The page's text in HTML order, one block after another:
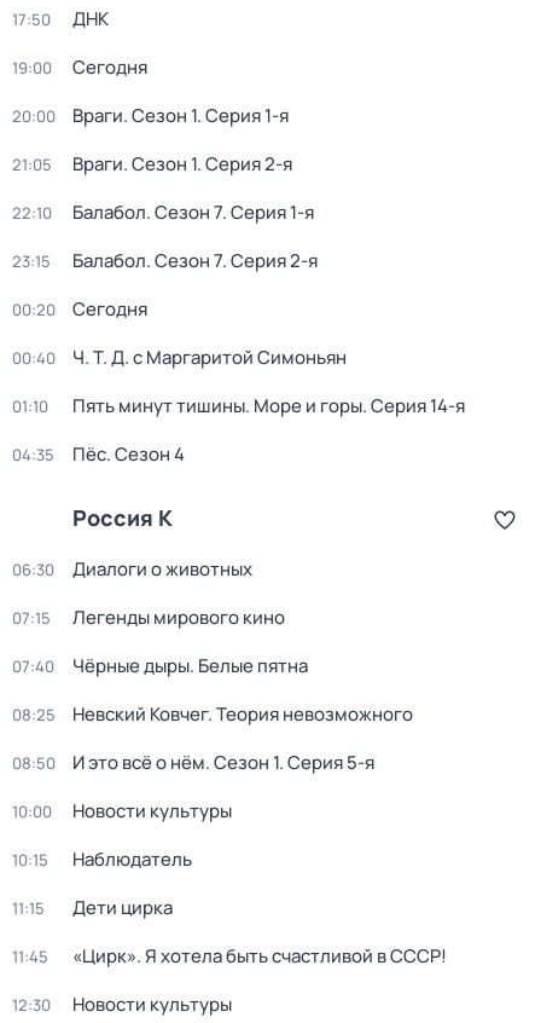
17:50 ДНК
19:00 Сегодня
20:00 Враги. Сезон 1. Серия 1-я
21:05 Враги. Сезон 1. Серия 2-я
22:10 Балабол. Сезон 7. Серия 1-я
23:15 Балабол. Сезон 7. Серия 2-я
00:20 Сегодня
00:40 Ч. T. Д. с Маргаритой Симоньян
01:10 Пять минут тишины. Море и горы. Серия 14-я
04:35 Пёс. Сезон 4
Россия К
06:30 Диалоги о животных
07:15 Легенды мирового кино
07:40 Чёрные дыры. Белые пятна
08:25 Невский Ковчег. Теория невозможного
08:50 И это всё о нём. Сезон 1. Серия 5-я
10:00 Новости культуры
10:15 Наблюдатель
11:15 Дети цирка
11:45 «Цирк». Я хотела быть счастливой в СССР!
12:30 Новости культуры